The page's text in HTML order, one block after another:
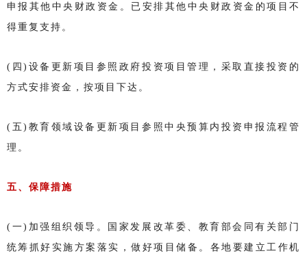
申报其他中央财政资金。已安排其他中央财政资金的项目不
得重复支持。
(四)设备更新项目参照政府投资项目管理，采取直接投资的
方式安排资金，按项目下达。
(五)教育领域设备更新项目参照中央预算内投资申报流程管
理。
五、保障措施
(一)加强组织领导。国家发展改革委、教育部会同有关部门
统筹抓好实施方案落实，做好项目储备。各地要建立工作机